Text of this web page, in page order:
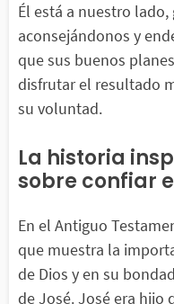
Él está a nuestro
aconsejándonos y
que sus buenos
disfrutar el resultado
su voluntad.
La historia
sobre confiar
En el Antiguo
que muestra la
de Dios y en su
de José. José era hijo